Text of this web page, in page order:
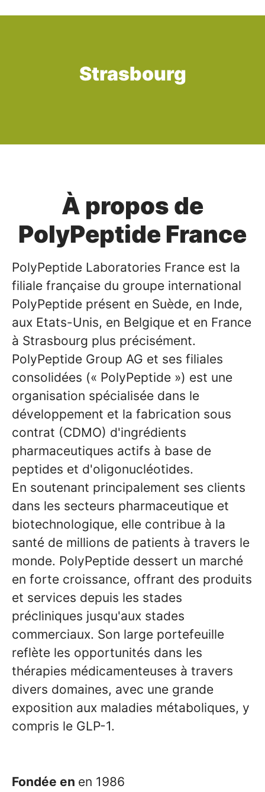
Strasbourg
À propos de
PolyPeptide France
PolyPeptide Laboratories France est la
filiale française du groupe international
PolyPeptide présent en Suède, en Inde,
aux Etats-Unis, en Belgique et en France
à Strasbourg plus précisément.
PolyPeptide Group AG et ses filiales
consolidées (« PolyPeptide ») est une
organisation spécialisée dans le
développement et la fabrication sous
contrat (CDMO) d'ingrédients
pharmaceutiques actifs à base de
peptides et d'oligonucléotides.
En soutenant principalement ses clients
dans les secteurs pharmaceutique et
biotechnologique, elle contribue à la
santé de millions de patients à travers le
monde. PolyPeptide dessert un marché
en forte croissance, offrant des produits
et services depuis les stades
précliniques jusqu'aux stades
commerciaux. Son large portefeuille
reflète les opportunités dans les
thérapies médicamenteuses à travers
divers domaines, avec une grande
exposition aux maladies métaboliques, y
compris le GLP-1.
Fondée en en 1986